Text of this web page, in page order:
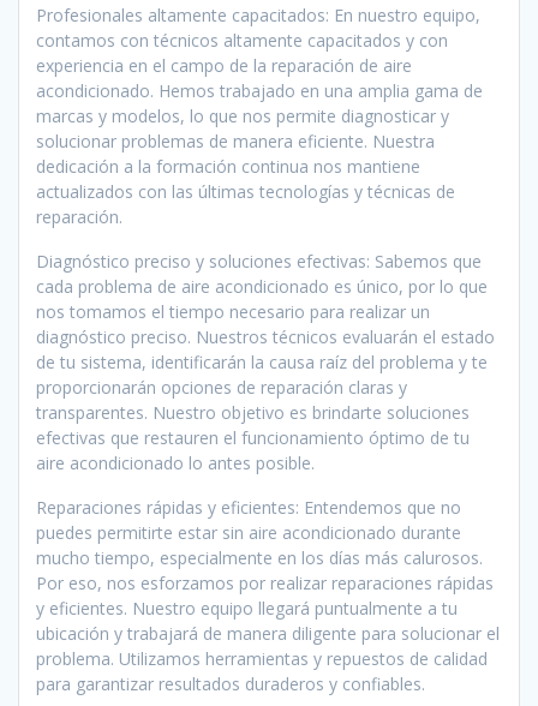
Profesionales altamente capacitados: En nuestro equipo,
contamos con técnicos altamente capacitados y con
experiencia en el campo de la reparación de aire
acondicionado. Hemos trabajado en una amplia gama de
marcas y modelos, lo que nos permite diagnosticar y
solucionar problemas de manera eficiente. Nuestra
dedicación a la formación continua nos mantiene
actualizados con las últimas tecnologías y técnicas de
reparación.
Diagnóstico preciso y soluciones efectivas: Sabemos que
cada problema de aire acondicionado es único, por lo que
nos tomamos el tiempo necesario para realizar un
diagnóstico preciso. Nuestros técnicos evaluarán el estado
de tu sistema, identificarán la causa raíz del problema y te
proporcionarán opciones de reparación claras y
transparentes. Nuestro objetivo es brindarte soluciones
efectivas que restauren el funcionamiento óptimo de tu
aire acondicionado lo antes posible.
Reparaciones rápidas y eficientes: Entendemos que no
puedes permitirte estar sin aire acondicionado durante
mucho tiempo, especialmente en los días más calurosos.
Por eso, nos esforzamos por realizar reparaciones rápidas
y eficientes. Nuestro equipo llegará puntualmente a tu
ubicación y trabajará de manera diligente para solucionar el
problema. Utilizamos herramientas y repuestos de calidad
para garantizar resultados duraderos y confiables.